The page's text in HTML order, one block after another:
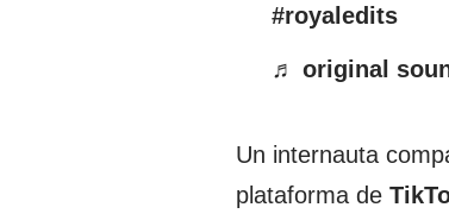
#royaledits
♬ original
Un internauta
plataforma de